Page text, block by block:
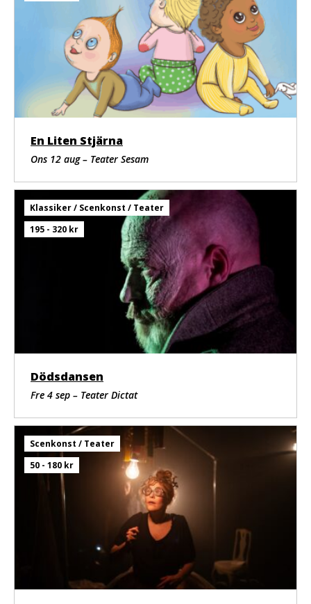
En Liten Stjärna
Ons 12 aug – Teater Sesam
Klassiker / Scenkonst / Teater
195 - 320 kr
Dödsdansen
Fre 4 sep – Teater Dictat
Scenkonst / Teater
50 - 180 kr